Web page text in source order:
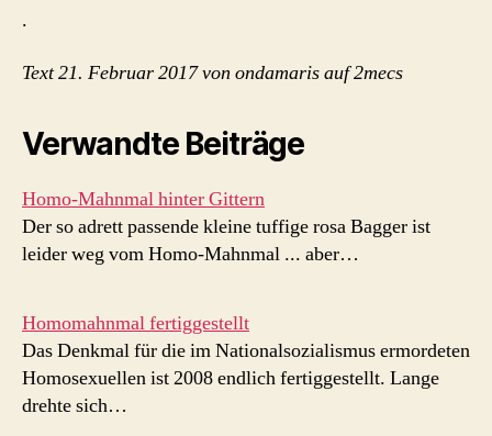
.
Text 21. Februar 2017 von ondamaris auf 2mecs
Verwandte Beiträge
Homo-Mahnmal hinter Gittern
Der so adrett passende kleine tuffige rosa Bagger ist
leider weg vom Homo-Mahnmal ... aber…
Homomahnmal fertiggestellt
Das Denkmal für die im Nationalsozialismus ermordeten
Homosexuellen ist 2008 endlich fertiggestellt. Lange
drehte sich…